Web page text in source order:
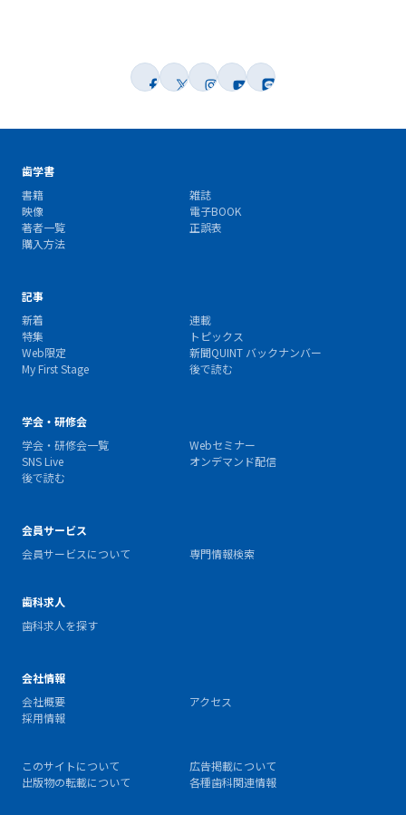
歯学書
書籍
雑誌
映像
電子BOOK
著者一覧
正誤表
購入方法
記事
新着
連載
特集
トピックス
Web限定
新聞QUINT バックナンバー
My First Stage
後で読む
学会・研修会
学会・研修会一覧
Webセミナー
SNS Live
オンデマンド配信
後で読む
会員サービス
会員サービスについて
専門情報検索
歯科求人
歯科求人を探す
会社情報
会社概要
アクセス
採用情報
このサイトについて
広告掲載について
出版物の転載について
各種歯科関連情報